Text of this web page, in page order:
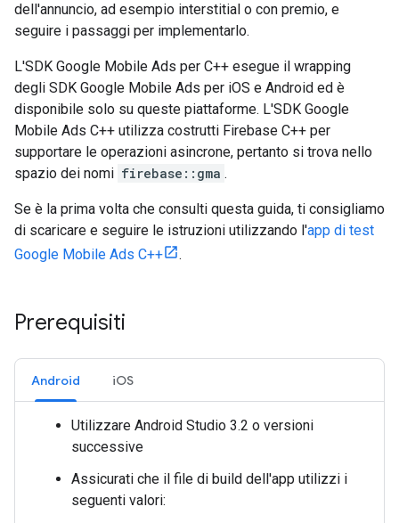
dell'annuncio, ad esempio interstitial o con premio, e
seguire i passaggi per implementarlo.
L'SDK Google Mobile Ads per C++ esegue il wrapping
degli SDK Google Mobile Ads per iOS e Android ed è
disponibile solo su queste piattaforme. L'SDK Google
Mobile Ads C++ utilizza costrutti Firebase C++ per
supportare le operazioni asincrone, pertanto si trova nello
spazio dei nomi firebase::gma .
Se è la prima volta che consulti questa guida, ti consigliamo
di scaricare e seguire le istruzioni utilizzando l'app di test
Google Mobile Ads C++
.
Prerequisiti
Android iOS
Utilizzare Android Studio 3.2 o versioni
successive
Assicurati che il file di build dell'app utilizzi i
seguenti valori: